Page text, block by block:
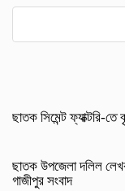
ছাতক সিমেন্ট ফ্যাক্টরি-
ছাতক উপজেলা দলিল লেখক
গাজীপুর সংবাদ